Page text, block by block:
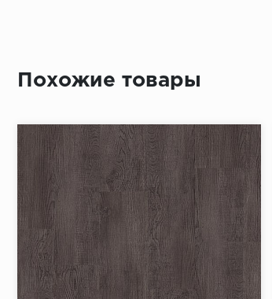
Похожие товары